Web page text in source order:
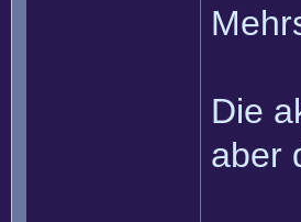
Die
aber